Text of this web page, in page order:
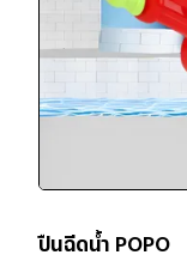
ปืนฉีดน้ำ POPO